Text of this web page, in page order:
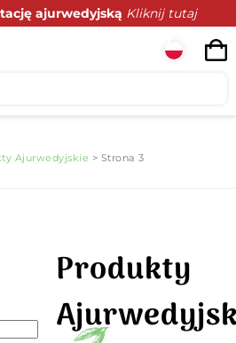
ajurwedyjską Kliknij tutaj
z prezencie
Ajurwedyjskie > Strona 3
Produkty